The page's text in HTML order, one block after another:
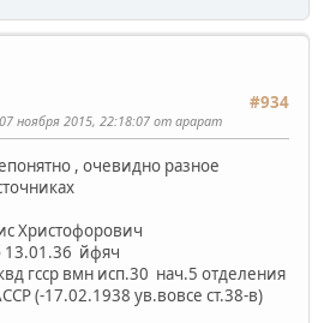
#934
ноября 2015, 22:18:07 от арарат
, очевидно разное
Христофорович
13.01.36 йфяч
гсср вмн исп.30 нач.5 отделения
(-17.02.1938 ув.вовсе ст.38-в)